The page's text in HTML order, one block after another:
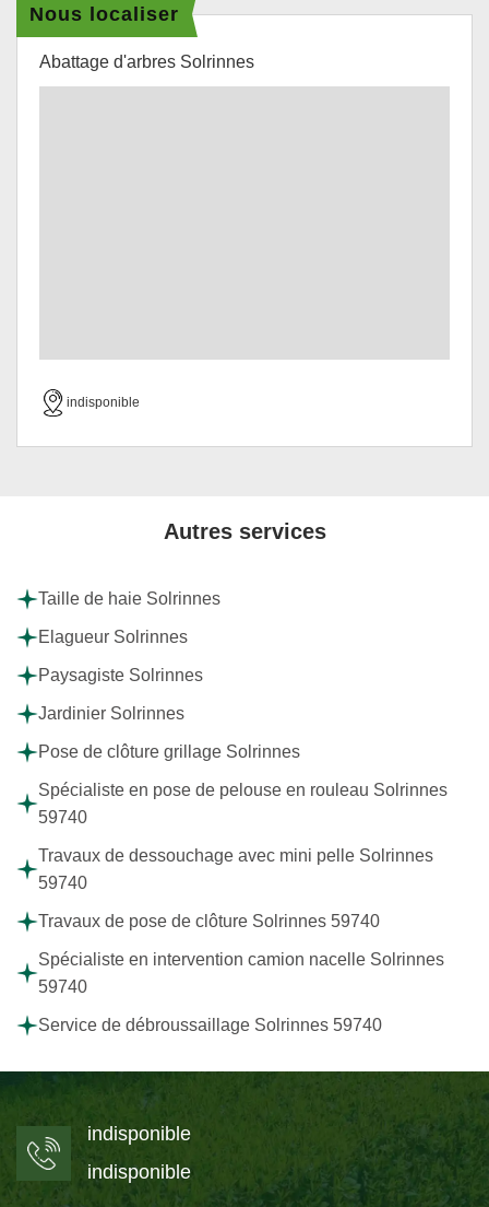
Nous localiser
Abattage d'arbres Solrinnes
indisponible
Autres services
Taille de haie Solrinnes
Elagueur Solrinnes
Paysagiste Solrinnes
Jardinier Solrinnes
Pose de clôture grillage Solrinnes
Spécialiste en pose de pelouse en rouleau Solrinnes
59740
Travaux de dessouchage avec mini pelle Solrinnes
59740
Travaux de pose de clôture Solrinnes 59740
Spécialiste en intervention camion nacelle Solrinnes
59740
Service de débroussaillage Solrinnes 59740
indisponible
indisponible